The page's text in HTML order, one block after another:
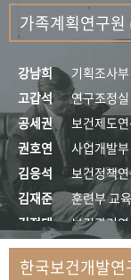
정책과 연구 키
간행물 변천사
기록물 아카이브
사진 아카이브
50+1주년 기념
성과 50선 숫자로
세계와 함께 한
가족계획연구원
강남희
기획조사부
고갑석
연구조정실
공세권
보건제도
권호연
사업개발
김응석
보건정책
김재준
훈련부 교
김정태
보건관리
김지자
연구부 사
김태룡
조사평가
한국보건개발연